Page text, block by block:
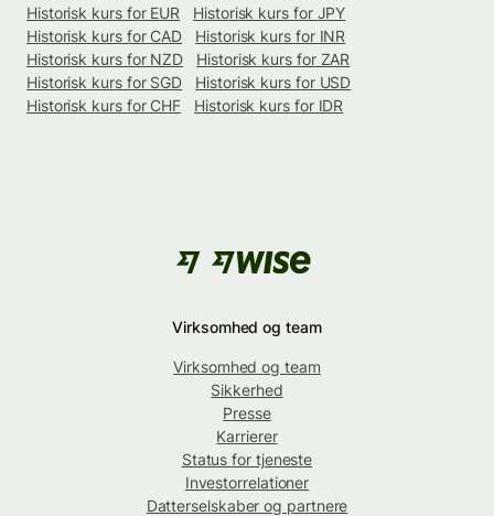
Historisk kurs for EUR
Historisk kurs for JPY
Historisk kurs for CAD
Historisk kurs for INR
Historisk kurs for NZD
Historisk kurs for ZAR
Historisk kurs for SGD
Historisk kurs for USD
Historisk kurs for CHF
Historisk kurs for IDR
Virksomhed og team
Virksomhed og team
Sikkerhed
Presse
Karrierer
Status for tjeneste
Investorrelationer
Datterselskaber og partnere